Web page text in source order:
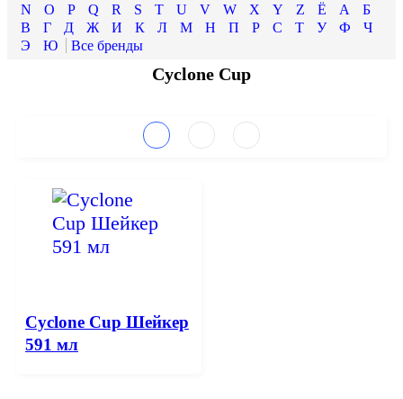
N
O P Q R S T U V W X Y Z Ё А
Б
В
Г Д Ж И К Л М Н П Р С Т У Ф
Ч
Э
Ю
Cyclone Cup
Cyclone Cup Шейкер
591 мл